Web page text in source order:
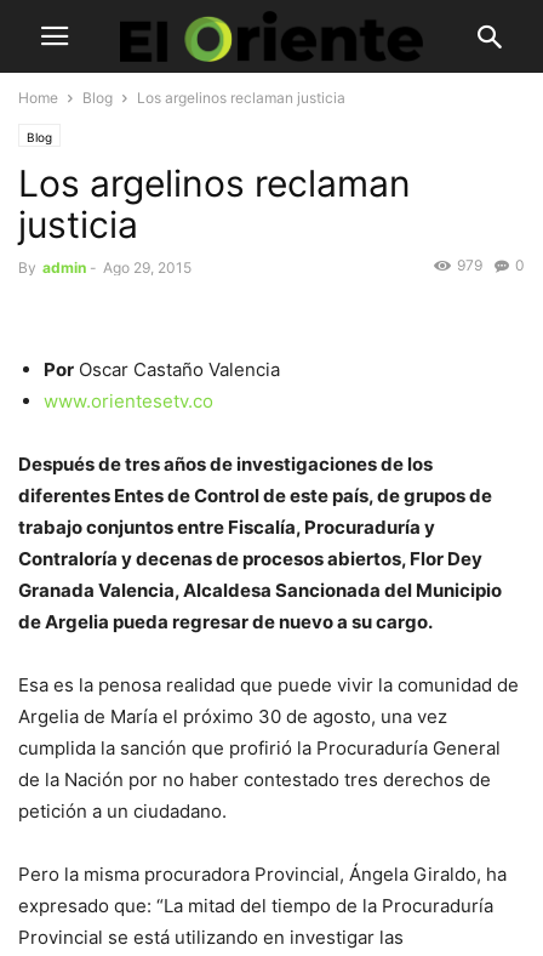
Home Blog Los argelinos reclaman justicia
Blog
Los argelinos reclaman
justicia
By admin - Ago 29, 2015 0
979
Por Oscar Castaño Valencia
www.orientesetv.co
Después de tres años de investigaciones de los
diferentes Entes de Control de este país, de grupos de
trabajo conjuntos entre Fiscalía, Procuraduría y
Contraloría y decenas de procesos abiertos, Flor Dey
Granada Valencia, Alcaldesa Sancionada del Municipio
de Argelia pueda regresar de nuevo a su cargo.
Esa es la penosa realidad que puede vivir la comunidad de
Argelia de María el próximo 30 de agosto, una vez
cumplida la sanción que profirió la Procuraduría General
de la Nación por no haber contestado tres derechos de
petición a un ciudadano.
Pero la misma procuradora Provincial, Ángela Giraldo, ha
expresado que: “La mitad del tiempo de la Procuraduría
Provincial se está utilizando en investigar las